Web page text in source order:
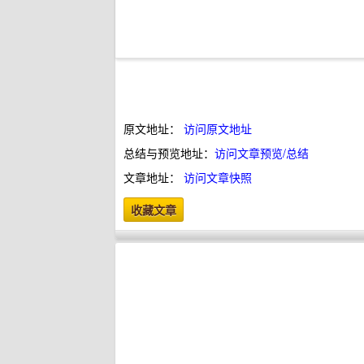
原文地址： 访问原文地址
总结与预览地址： 访问文章预览/总结
文章地址： 访问文章快照